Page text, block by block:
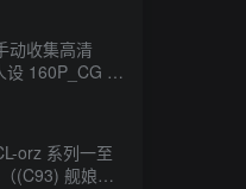
动收集高清
设 160P_CG 原
orz 系列一至
(C93) 舰娘